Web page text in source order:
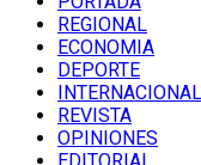
REGIONAL
ECONOMIA
DEPORTE
INTERNACIONAL
REVISTA
OPINIONES